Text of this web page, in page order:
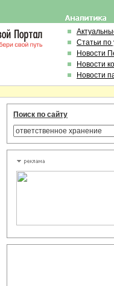
Статьи по
Новости
Новости
Новости
Поиск по сайту